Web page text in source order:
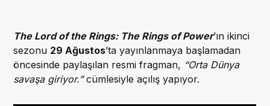
The Lord of the Rings: The Rings of Power’ın ikinci
sezonu 29 Ağustos’ta yayınlanmaya başlamadan
öncesinde paylaşılan resmi fragman, “Orta Dünya
savaşa giriyor.”cümlesiyle açılış yapıyor.